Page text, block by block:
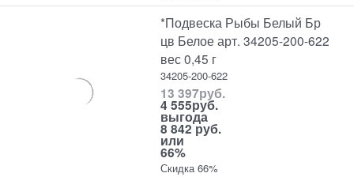
*Подвеска Рыбы Белый Бр
цв Белое арт. 34205-200-622
вес 0,45 г
34205-200-622
13 397руб.
4 555руб.
выгода
8 842 руб.
или
66%
Скидка 66%